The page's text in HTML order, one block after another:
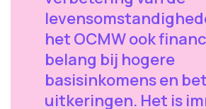
het OCMW ook
belang bij hogere
basisinkomens en
uitkeringen. Het is